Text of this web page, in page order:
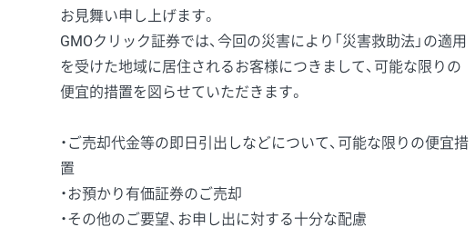
お見舞い申し上げます。
GMOクリック証券では、今回の災害により「災害救助法」の適用
を受けた地域に居住されるお客様につきまして、可能な限りの
便宜的措置を図らせていただきます。
・ご売却代金等の即日引出しなどについて、可能な限りの便宜措
置
・お預かり有価証券のご売却
・その他のご要望、お申し出に対する十分な配慮